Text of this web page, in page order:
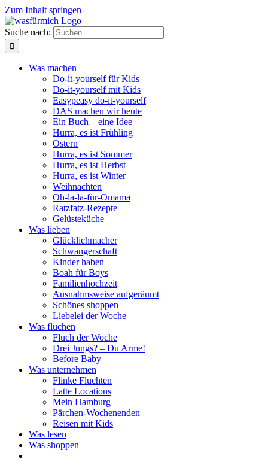
Zum Inhalt springen
Suche nach:
Was machen
Do-it-yourself für Kids
Do-it-yourself mit Kids
Easypeasy do-it-yourself
DAS machen wir heute
Ein Buch – eine Idee
Hurra, es ist Frühling
Ostern
Hurra, es ist Sommer
Hurra, es ist Herbst
Hurra, es ist Winter
Weihnachten
Oh-la-la-für-Omama
Ratzfatz-Rezepte
Gelüsteküche
Was lieben
Glücklichmacher
Schwangerschaft
Kinder haben
Boah für Boys
Familienhochzeit
Ausnahmsweise aufgeräumt
Schönes shoppen
Liebelei der Woche
Was fluchen
Fluch der Woche
Drei Jungs? – Du Arme!
Before Baby
Was unternehmen
Flinke Fluchten
Latte Locations
Mein Hamburg
Pärchen-Wochenenden
Reisen mit Kids
Was lesen
Was shoppen